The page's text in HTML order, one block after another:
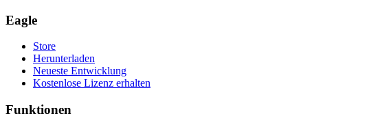
Eagle
Store
Herunterladen
Neueste Entwicklung
Kostenlose Lizenz erhalten
Funktionen